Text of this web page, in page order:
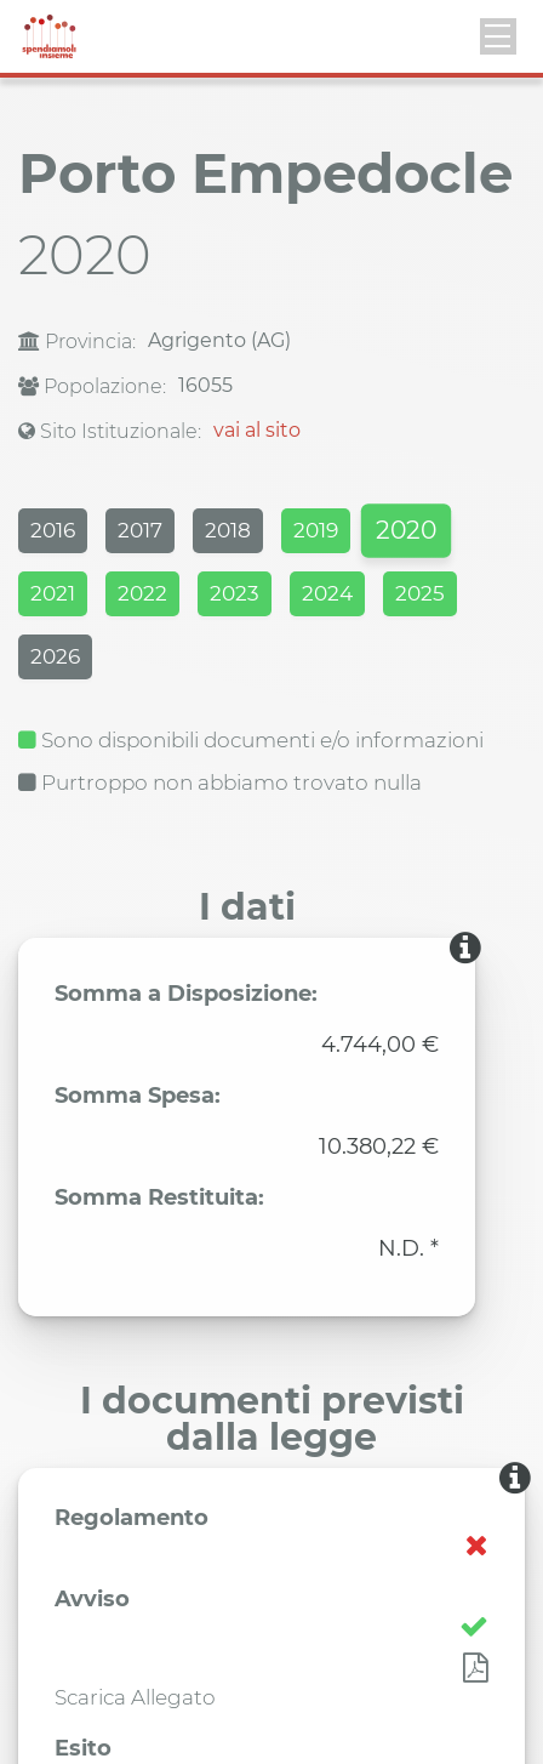
Porto Empedocle
2020
Provincia: Agrigento (AG)
Popolazione: 16055
Sito Istituzionale: vai al sito
2016 2017 2018 2019 2020
2021 2022 2023 2024 2025
2026
Sono disponibili documenti e/o informazioni
Purtroppo non abbiamo trovato nulla
I dati
Somma a Disposizione:
4.744,00 €
Somma Spesa:
10.380,22 €
Somma Restituita:
N.D. *
I documenti previsti
dalla legge
Regolamento
Avviso
Scarica Allegato
Esito